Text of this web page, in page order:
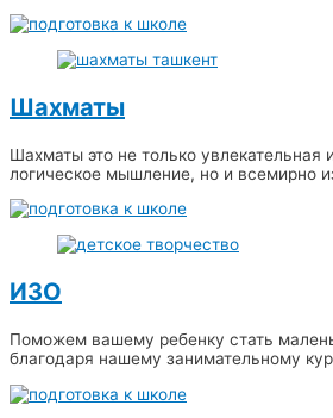
Шахматы
Шахматы это не только увлекательная
логическое мышление, но и всемирно
ИЗО
Поможем вашему ребенку стать
благодаря нашему занимательному